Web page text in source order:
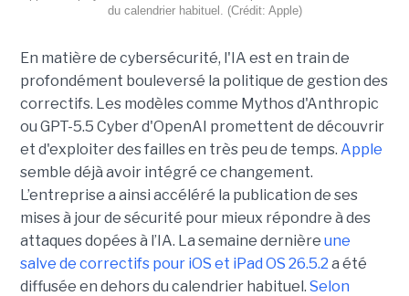
du calendrier habituel. (Crédit: Apple)
En matière de cybersécurité, l'IA est en train de
profondément bouleversé la politique de gestion des
correctifs. Les modèles comme Mythos d'Anthropic
ou GPT-5.5 Cyber d'OpenAI promettent de découvrir
et d'exploiter des failles en très peu de temps. Apple
semble déjà avoir intégré ce changement.
L’entreprise a ainsi accéléré la publication de ses
mises à jour de sécurité pour mieux répondre à des
attaques dopées à l’IA. La semaine dernière une
salve de correctifs pour iOS et iPad OS 26.5.2 a été
diffusée en dehors du calendrier habituel. Selon